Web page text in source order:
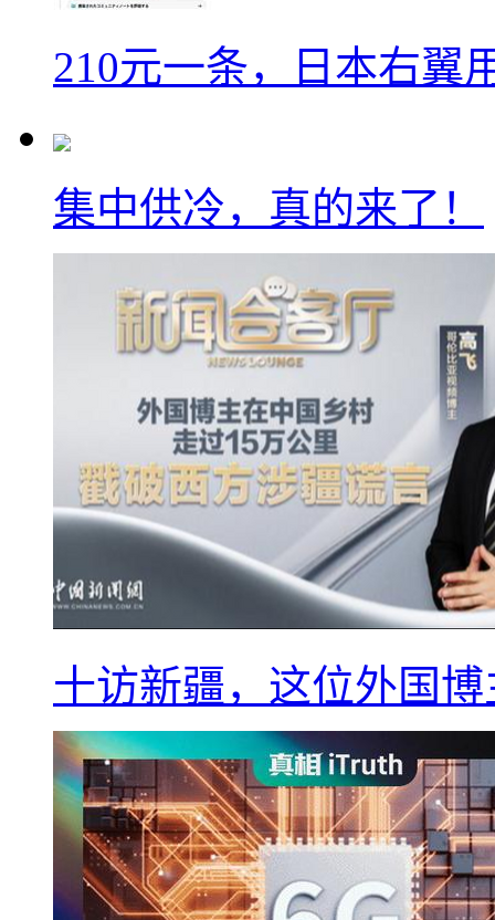
210元一条，日本右翼
集中供冷，真的来了！
十访新疆，这位外国